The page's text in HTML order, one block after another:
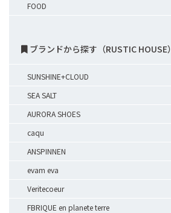
FOOD
ブランドから探す（RUSTIC HOUSE）
SUNSHINE+CLOUD
SEA SALT
AURORA SHOES
caqu
ANSPINNEN
evam eva
Veritecoeur
FBRIQUE en planete terre